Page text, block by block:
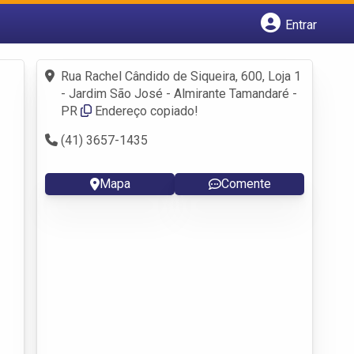
Entrar
Fazer login
Criar conta
Rua Rachel Cândido de Siqueira, 600, Loja 1
- Jardim São José - Almirante Tamandaré -
PR
Endereço copiado!
(41) 3657-1435
Mapa Comente